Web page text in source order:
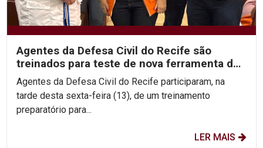
Agentes da Defesa Civil do Recife são
treinados para teste de nova ferramenta de
alerta de desastres
Agentes da Defesa Civil do Recife participaram, na
tarde desta sexta-feira (13), de um treinamento
preparatório para...
LER MAIS